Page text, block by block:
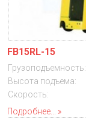
FB15RL-15
Грузоподъемность:
Высота подъема:
Скорость:
Подробнее...